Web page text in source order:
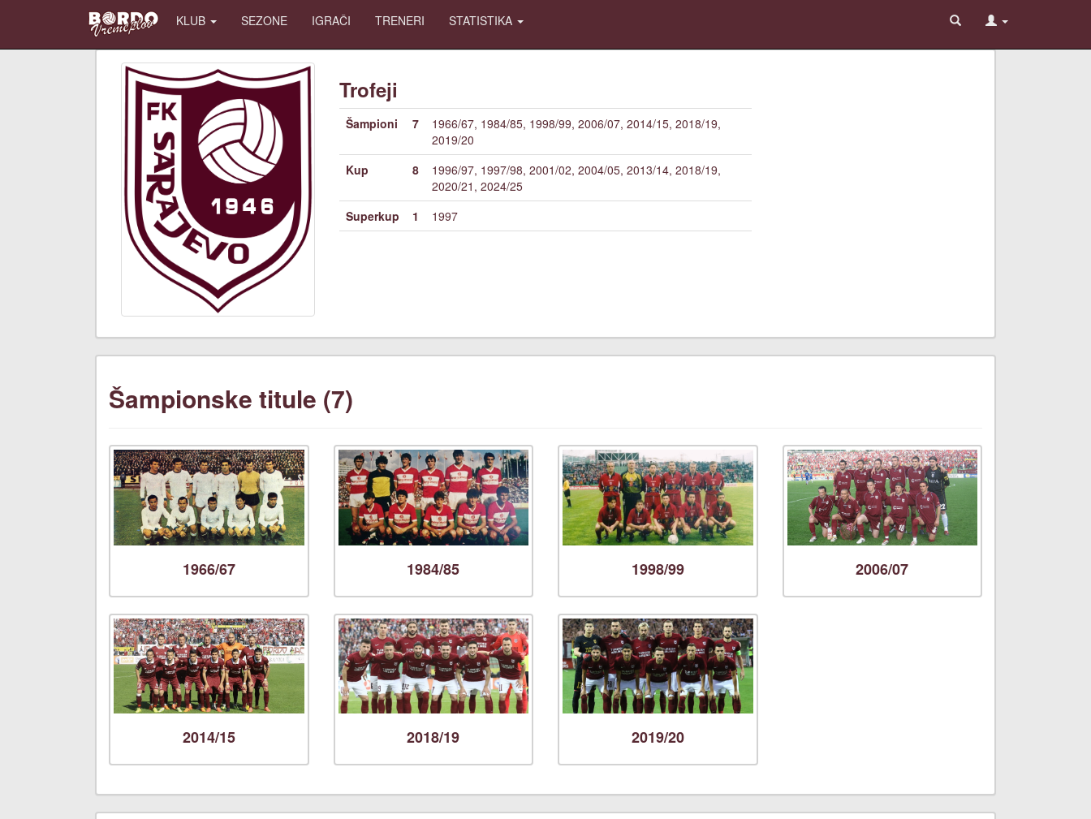
KLUB SEZONE IGRAČI TRENERI STATISTIKA
Trofeji
Šampioni 7
1966/67, 1984/85, 1998/99, 2006/07, 2014/15, 2018/19,
2019/20
Kup
8
1996/97, 1997/98, 2001/02, 2004/05, 2013/14, 2018/19,
2020/21, 2024/25
Superkup
1 1997
Šampionske titule (7)
1966/67 1984/85 1998/99 2006/07
2014/15 2018/19 2019/20